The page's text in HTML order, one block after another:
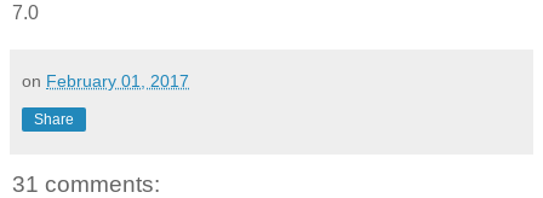
7.0
on February 01, 2017
Share
31 comments: